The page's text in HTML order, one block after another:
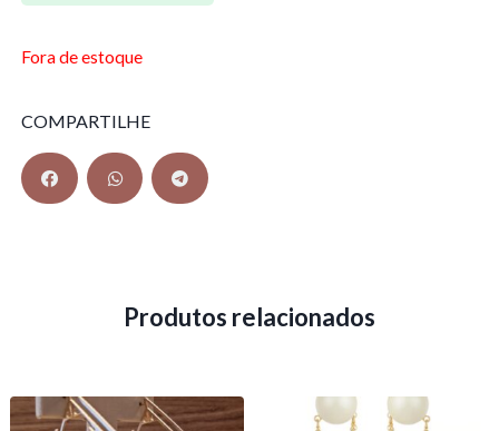
Fora de estoque
COMPARTILHE
Produtos relacionados